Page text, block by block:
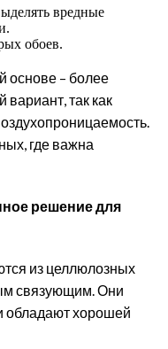
вредные
обоев.
основе – более
так как
где важна
решение для
из целлюлозных
связующим. Они
обладают хорошей